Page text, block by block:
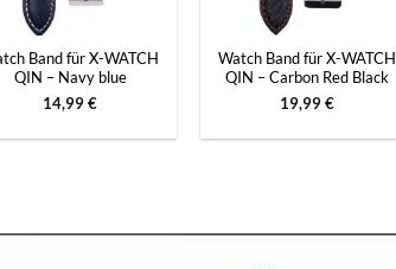
Band für X-WATCH
QIN – Navy blue
14,99€
Watch Band für X-WATCH
QIN – Carbon Red Black
19,99€